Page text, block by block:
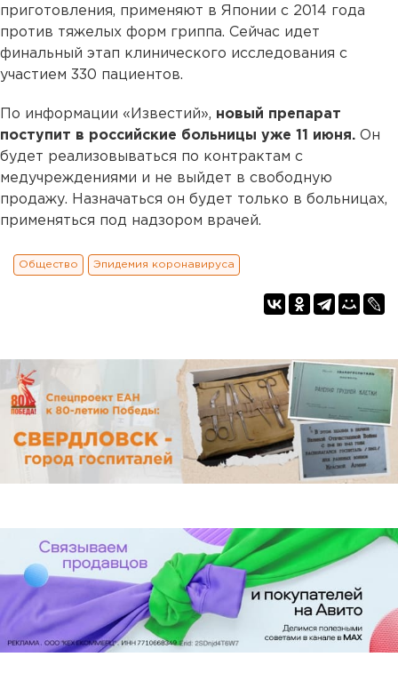
приготовления, применяют в Японии с 2014 года
против тяжелых форм гриппа. Сейчас идет
финальный этап клинического исследования с
участием 330 пациентов.
По информации «Известий», новый препарат
поступит в российские больницы уже 11 июня. Он
будет реализовываться по контрактам с
медучреждениями и не выйдет в свободную
продажу. Назначаться он будет только в больницах,
применяться под надзором врачей.
Общество Эпидемия коронавируса